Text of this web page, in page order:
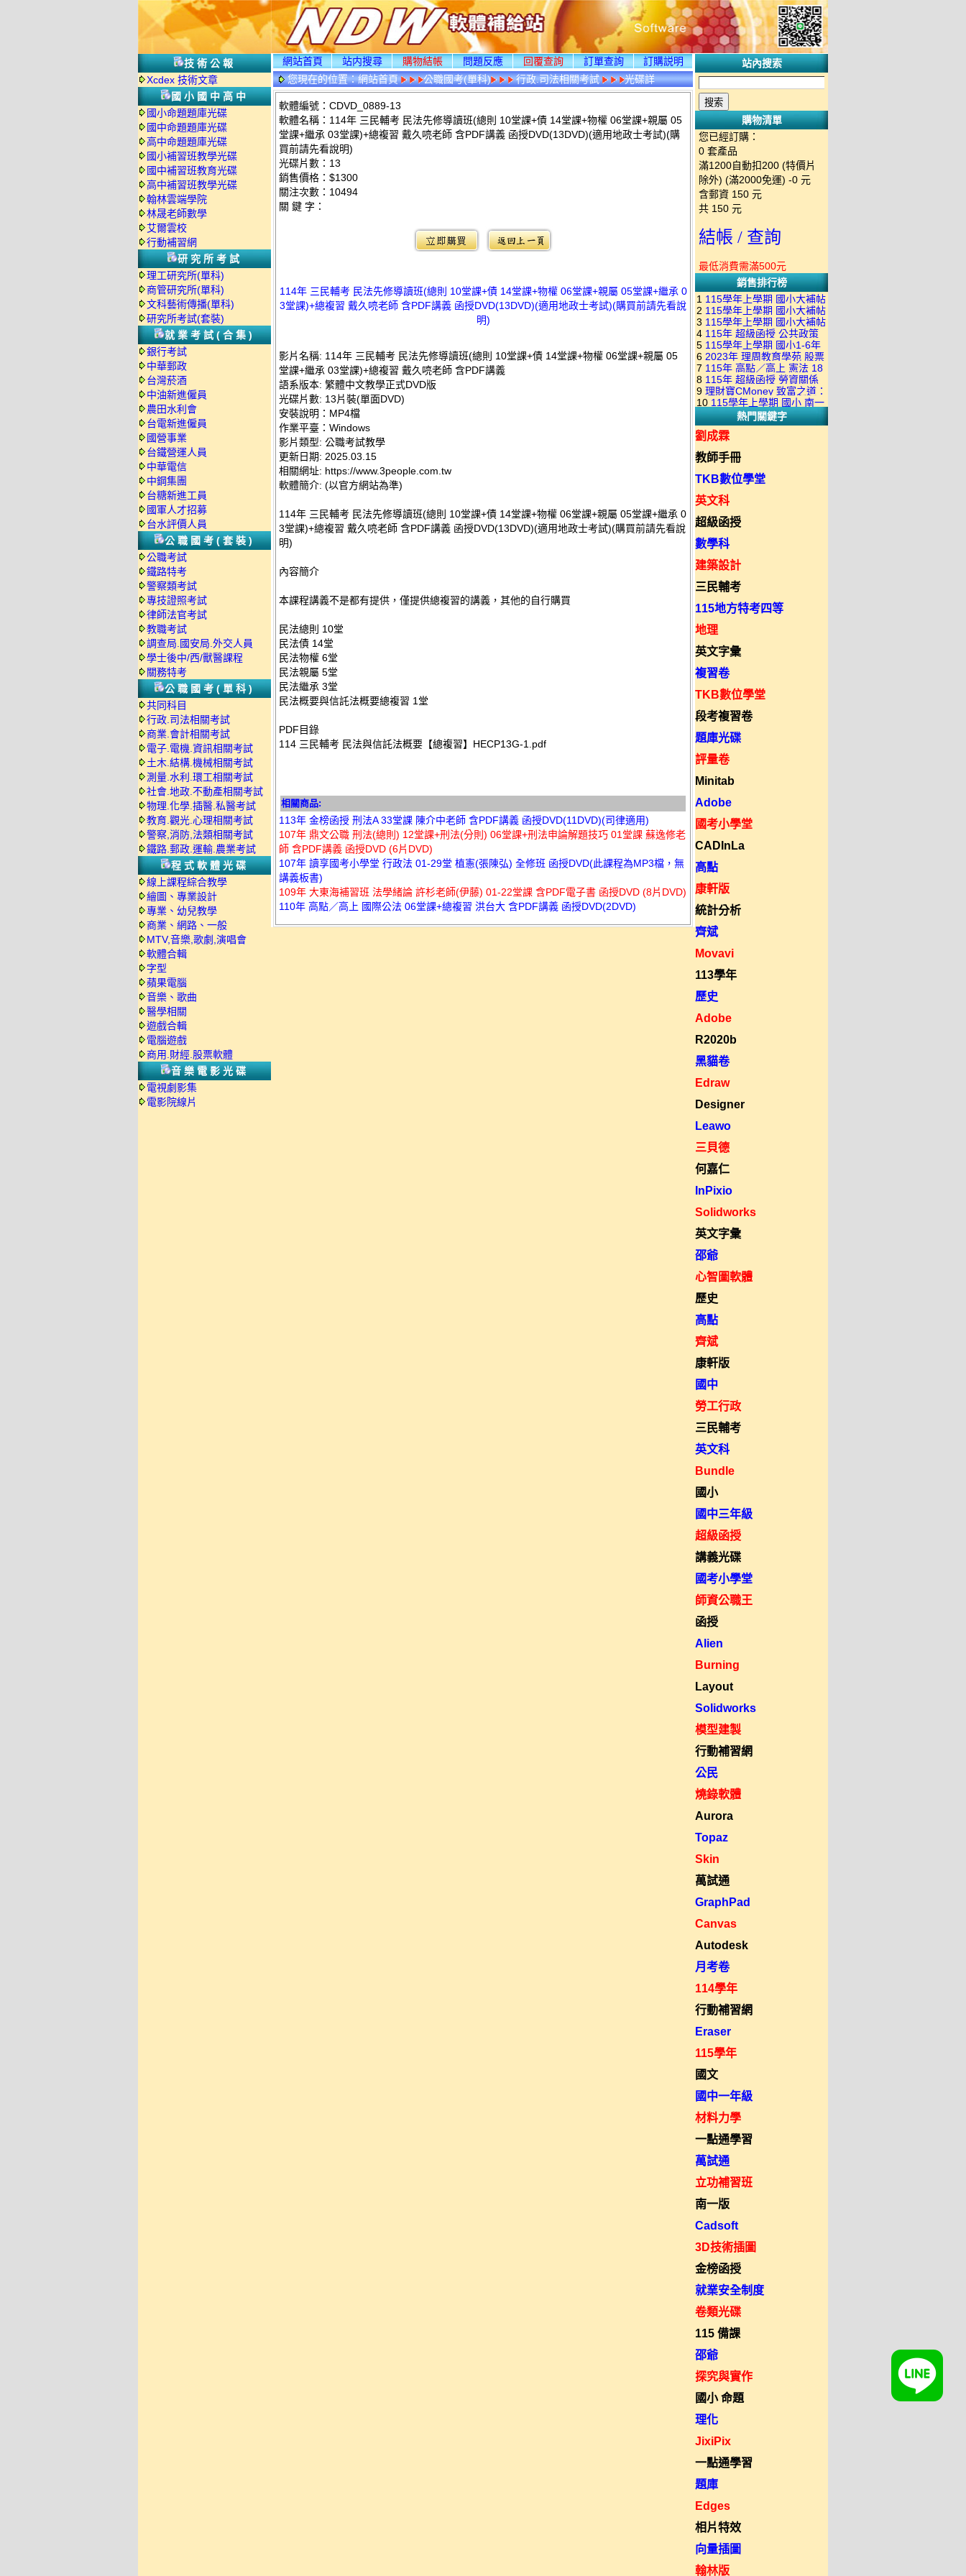
技術公報
Xcdex 技術文章
國小國中高中
國小命題題庫光碟
國中命題題庫光碟
高中命題題庫光碟
國小補習班教學光碟
國中補習班教育光碟
高中補習班教學光碟
翰林雲端學院
林晟老師數學
艾爾雲校
行動補習網
研究所考試
理工研究所(單科)
商管研究所(單科)
文科藝術傳播(單科)
研究所考試(套裝)
就業考試(合集)
銀行考試
中華郵政
台灣菸酒
中油新進僱員
農田水利會
台電新進僱員
國營事業
台鐵營運人員
中華電信
中鋼集團
台糖新進工員
國軍人才招募
台水評價人員
公職國考(套裝)
公職考試
鐵路特考
警察類考試
專技證照考試
律師法官考試
教職考試
調查局.國安局.外交人員
學士後中/西/獸醫課程
關務特考
公職國考(單科)
共同科目
行政.司法相關考試
商業.會計相關考試
電子.電機.資訊相關考試
土木.結構.機械相關考試
測量.水利.環工相關考試
社會.地政.不動產相關考試
物理.化學.插醫.私醫考試
教育.觀光.心理相關考試
警察,消防,法類相關考試
鐵路.郵政.運輸.農業考試
程式軟體光碟
線上課程綜合教學
繪圖、專業設計
專業、幼兒教學
商業、網路、一般
MTV,音樂,歌劇,演唱會
軟體合輯
字型
蘋果電腦
音樂、歌曲
醫學相關
遊戲合輯
電腦遊戲
商用.財經.股票軟體
音樂電影光碟
電視劇影集
電影院線片
網站首頁 站内搜尋 購物結帳 問題反應 回覆查詢 訂單查詢
訂購説明
您現在的位置：網站首頁 公職國考(單科) 行政.司法相關考試
光碟詳
情
軟體編號：CDVD_0889-13
軟體名稱：114年 三民輔考 民法先修導讀班(總則 10堂課+債 14堂課+物權 06堂課+親屬 05
堂課+繼承 03堂課)+總複習 戴久喨老師 含PDF講義 函授DVD(13DVD)(適用地政士考試)(購
買前請先看說明)
光碟片數：13
銷售價格：$1300
關注次數： 10494
關 鍵 字：
114年 三民輔考 民法先修導讀班(總則 10堂課+債 14堂課+物權 06堂課+親屬 05堂課+繼承 0
3堂課)+總複習 戴久喨老師 含PDF講義 函授DVD(13DVD)(適用地政士考試)(購買前請先看說
明)
影片名稱: 114年 三民輔考 民法先修導讀班(總則 10堂課+債 14堂課+物權 06堂課+親屬 05
堂課+繼承 03堂課)+總複習 戴久喨老師 含PDF講義
語系版本: 繁體中文教學正式DVD版
光碟片數: 13片裝(單面DVD)
安裝說明：MP4檔
作業平臺：Windows
影片類型: 公職考試教學
更新日期: 2025.03.15
相關網址: https://www.3people.com.tw
軟體簡介: (以官方網站為準)
114年 三民輔考 民法先修導讀班(總則 10堂課+債 14堂課+物權 06堂課+親屬 05堂課+繼承 0
3堂課)+總複習 戴久喨老師 含PDF講義 函授DVD(13DVD)(適用地政士考試)(購買前請先看說
明)
內容簡介
本課程講義不是都有提供，僅提供總複習的講義，其他的自行購買
民法總則 10堂
民法債 14堂
民法物權 6堂
民法親屬 5堂
民法繼承 3堂
民法概要與信託法概要總複習 1堂
PDF目錄
114 三民輔考 民法與信託法概要【總複習】HECP13G-1.pdf
相關商品:
113年 金榜函授 刑法A 33堂課 陳介中老師 含PDF講義 函授DVD(11DVD)(司律適用)
107年 鼎文公職 刑法(總則) 12堂課+刑法(分則) 06堂課+刑法申論解題技巧 01堂課 蘇逸修老
師 含PDF講義 函授DVD (6片DVD)
107年 讀享國考小學堂 行政法 01-29堂 植憲(張陳弘) 全修班 函授DVD(此課程為MP3檔，無
講義板書)
109年 大東海補習班 法學緒論 許杉老師(伊藤) 01-22堂課 含PDF電子書 函授DVD (8片DVD)
110年 高點／高上 國際公法 06堂課+總複習 洪台大 含PDF講義 函授DVD(2DVD)
站內搜索
購物清單
您已經訂購：
0 套產品
滿1200自動扣200 (特價片
除外) (滿2000免運) -0 元
含郵資 150 元
共 150 元
結帳 / 查詢
最低消費需滿500元
銷售排行榜
1 115學年上學期 國小大補帖
南一版 國語+數學+社會+生活
+自然 1-6年級 教學光碟DVD
版(3DVD)
2 115學年上學期 國小大補帖
康軒版 國語+數學+社會+生活
+自然 1-6年級 教學光碟DVD
版(3DVD)
3 115學年上學期 國小大補帖
翰林版 國語+數學+社會+生活
+自然 1-6年級 教學光碟DVD
版(3DVD)
4 115年 超級函授 公共政策
22堂課+總複習 張楚老師 含
PDF講義 函授DVD(9DVD)
5 115學年上學期 國小1-6年
級 習作解答(含康軒.南一.翰林
全版本.全科目)合輯版 DVD版
6 2023年 理周教育學苑 股票
當沖煉金術 主講：朱家泓 國
語發音 DVD版
7 115年 高點／高上 憲法 18
堂課 宗台大老師 含PDF講義
函授DVD(8DVD)【適用於律
師司法考試】
8 115年 超級函授 勞資關係
概要 11堂課+總複習 陸川老
師 含PDF講義 函授
DVD(5DVD)
9 理財寶CMoney 致富之道：
上班族飆股攻略班 主講：朱
家泓+林穎 國語發音 DVD版
10 115學年上學期 國小 南一
版 教師手冊(全年級、全領域)
教學光碟DVD版
熱門關鍵字
劉成霖
教師手冊
TKB數位學堂
英文科
超級函授
數學科
建築設計
三民輔考
115地方特考四等
地理
英文字彙
複習卷
TKB數位學堂
段考複習卷
題庫光碟
評量卷
Minitab
Adobe
國考小學堂
CADInLa
高點
康軒版
統計分析
齊斌
Movavi
113學年
歷史
Adobe
R2020b
黑貓卷
Edraw
Designer
Leawo
三貝德
何嘉仁
InPixio
Solidworks
英文字彙
邵爺
心智圖軟體
歷史
高點
齊斌
康軒版
國中
勞工行政
三民輔考
英文科
Bundle
國小
國中三年級
超級函授
講義光碟
國考小學堂
師資公職王
函授
Alien
Burning
Layout
Solidworks
模型建製
行動補習網
公民
燒錄軟體
Aurora
Topaz
Skin
萬試通
GraphPad
Canvas
Autodesk
月考卷
114學年
行動補習網
Eraser
115學年
國文
國中一年級
材料力學
一點通學習
萬試通
立功補習班
南一版
Cadsoft
3D技術插圖
金榜函授
就業安全制度
卷類光碟
115 備課
邵爺
探究與實作
國小 命題
理化
JixiPix
一點通學習
題庫
Edges
相片特效
向量插圖
翰林版